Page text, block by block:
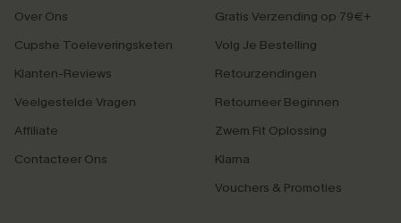
Over Ons
Cupshe Toeleveringsketen
Klanten-Reviews
Veelgestelde Vragen
Affiliate
Contacteer Ons
Gratis Verzending op 79€+
Volg Je Bestelling
Retourzendingen
Retourneer Beginnen
Zwem Fit Oplossing
Klarna
Vouchers & Promoties